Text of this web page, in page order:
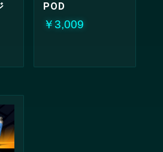
POD
￥3,009